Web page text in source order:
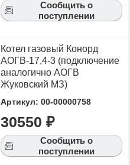
Сообщить о
поступлении
Котел газовый Конорд
АОГВ-17,4-3 (подключение
аналогично АОГВ
Жуковский МЗ)
Артикул: 00-00000758
30550 ₽
Сообщить о
поступлении